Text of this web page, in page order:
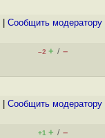
Cообщить модератору
–2 + / –
Cообщить модератору
+1 + / –